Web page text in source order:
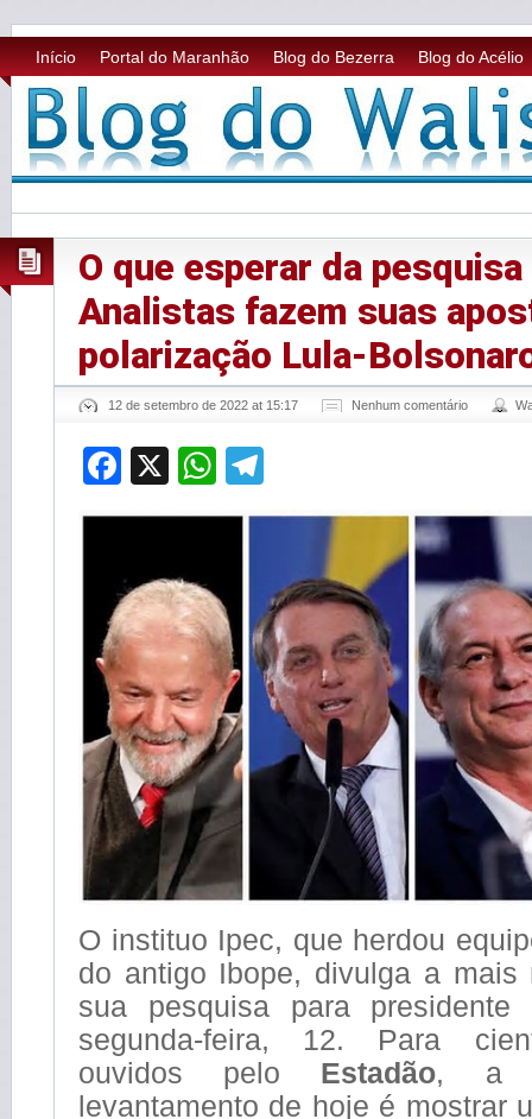
Início Portal do Maranhão Blog do Bezerra Blog do Acélio
O que esperar da
Analistas fazem suas
polarização Lula-
12 de setembro de 2022 at 15:17 Nenhum comentário
Facebook
X WhatsApp
O instituo Ipec, que herdou
do antigo Ibope, divulga a mais
sua pesquisa para
segunda-feira, 12. Para
ouvidos pelo Estadão, a
levantamento de hoje é mostrar